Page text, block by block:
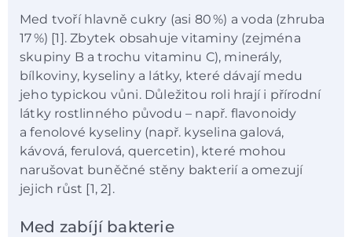
Med tvoří hlavně cukry (asi 80 %) a voda (zhruba
17 %) [1]. Zbytek obsahuje vitaminy (zejména
skupiny B a trochu vitaminu C), minerály,
bílkoviny, kyseliny a látky, které dávají medu
jeho typickou vůni. Důležitou roli hrají i přírodní
látky rostlinného původu – např. flavonoidy
a fenolové kyseliny (např. kyselina galová,
kávová, ferulová, quercetin), které mohou
narušovat buněčné stěny bakterií a omezují
jejich růst [1, 2].
Med zabíjí bakterie